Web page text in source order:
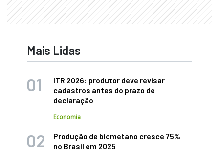
Mais Lidas
ITR 2026: produtor deve revisar
cadastros antes do prazo de
declaração
Economia
Produção de biometano cresce 75%
no Brasil em 2025